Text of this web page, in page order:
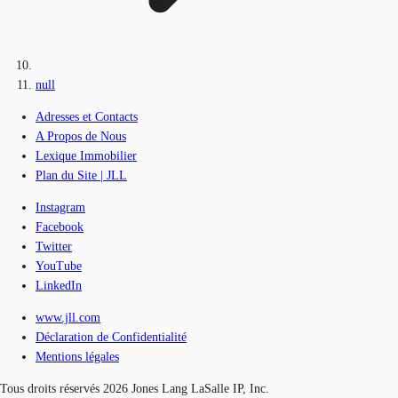
null
Adresses et Contacts
A Propos de Nous
Lexique Immobilier
Plan du Site | JLL
Instagram
Facebook
Twitter
YouTube
LinkedIn
www.jll.com
Déclaration de Confidentialité
Mentions légales
Tous droits réservés 2026 Jones Lang LaSalle IP, Inc.